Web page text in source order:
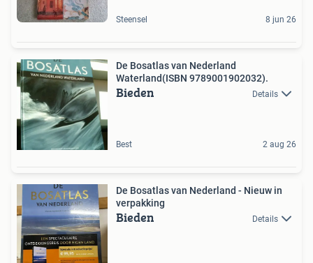
Steensel 8 jun 26
De Bosatlas van Nederland
Waterland(ISBN 9789001902032).
Bieden Details
Best 2 aug 26
De Bosatlas van Nederland - Nieuw in
verpakking
Bieden Details